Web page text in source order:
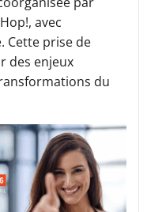
avec
Cette prise de
des enjeux
du